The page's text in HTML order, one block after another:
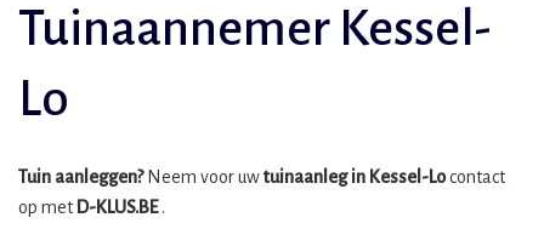
Tuinaannemer Kessel-
Lo
Tuin aanleggen?Neem voor uwtuinaanleg in Kessel-Locontact
op metD-KLUS.BE.